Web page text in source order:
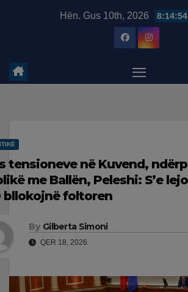
Hën. Gus 10th, 2026
tensioneve në Kuvend,
me Ballën, Peleshi: S’e
bllokojnë foltoren
By Gilberta Simoni
QER 18, 2026